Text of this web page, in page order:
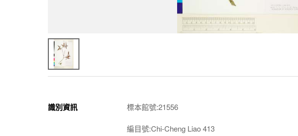
識別資訊 標本館號:21556
編目號:Chi-Cheng Liao 413